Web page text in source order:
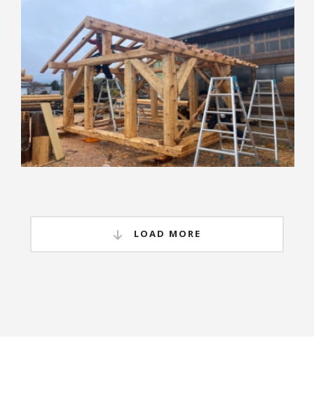
017-020LS
ログハウス（ハンドカット） その他木の家
LOAD MORE